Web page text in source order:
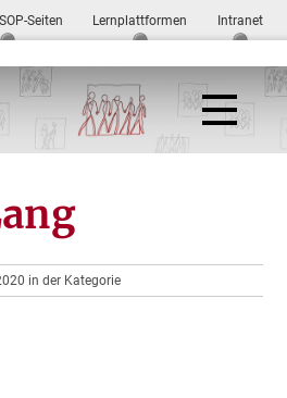
Seiten Lernplattformen Intranet
in der Kategorie